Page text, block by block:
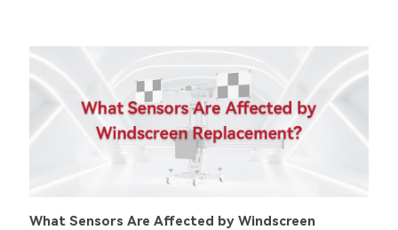
What Sensors Are Affected by Windscreen